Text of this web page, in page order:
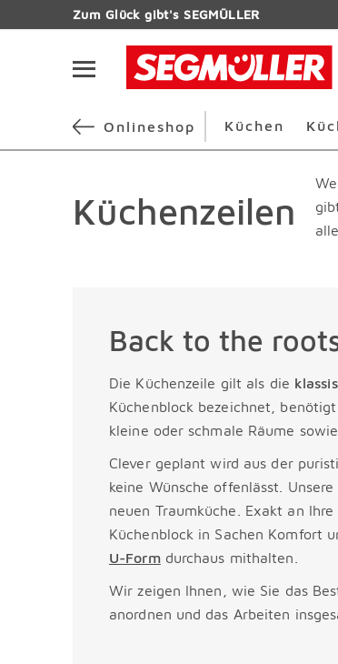
Zum HauptinhaltZum Glück gibt's SEGMÜLLER
Onlineshop
Küchen
Küchenzeilen
Back to the
Die Küchenzeile gilt als die
Küchenblock bezeichnet,
kleine oder schmale Räume
Clever geplant wird aus der
keine Wünsche offenlässt.
neuen Traumküche. Exakt an
Küchenblock in Sachen Komfort
U-Formdurchaus mithalten.
Wir zeigen Ihnen, wie Sie das
anordnen und das Arbeiten